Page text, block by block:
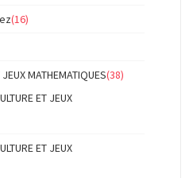
(16)
MATHEMATIQUES(38)
ET JEUX
ET JEUX